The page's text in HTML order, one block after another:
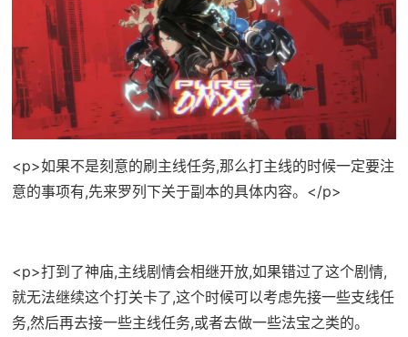
<p>如果不是刻意的刷主线任务,那么打主线的时候一定要注
意的事项有,先来罗列下关于副本的具体内容。</p>
<p>打到了神庙,主线剧情会相继开放,如果错过了这个剧情,
就无法继续这个打关卡了,这个时候可以考虑先接一些支线任
务,然后再去接一些主线任务,或者去做一些法宝之类的。